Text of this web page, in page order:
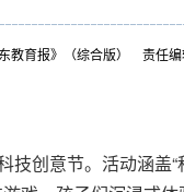
教育报》（综合版） 责任编
创意节。活动涵盖“